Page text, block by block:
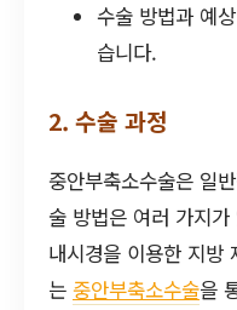
수술 방법과 예
습니다.
2. 수술 과정
중안부축소수술은 일
술 방법은 여러 가지
내시경을 이용한 지방
는 중안부축소수술을